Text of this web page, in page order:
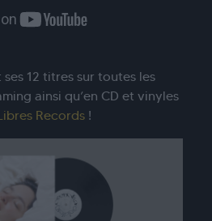
12 titres sur toutes les
ainsi qu’en CD et vinyles
Records!